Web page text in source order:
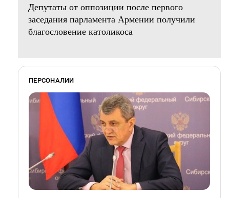
Депутаты от оппозиции после первого
заседания парламента Армении получили
благословение католикоса
ПЕРСОНАЛИИ